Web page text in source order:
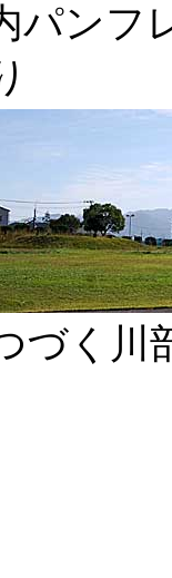
パンフ
づく川